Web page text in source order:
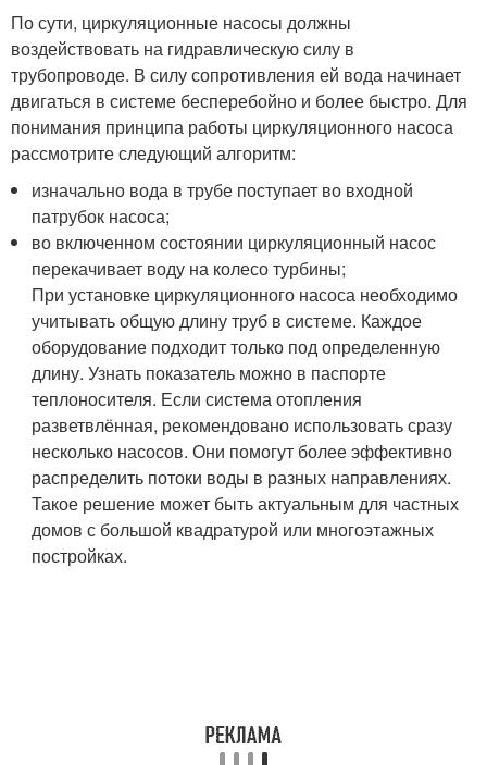
По сути, циркуляционные насосы должны
воздействовать на гидравлическую силу в
трубопроводе. В силу сопротивления ей вода начинает
двигаться в системе бесперебойно и более быстро. Для
понимания принципа работы циркуляционного насоса
рассмотрите следующий алгоритм:
изначально вода в трубе поступает во входной
патрубок насоса;
во включенном состоянии циркуляционный насос
перекачивает воду на колесо турбины;
При установке циркуляционного насоса необходимо
учитывать общую длину труб в системе. Каждое
оборудование подходит только под определенную
длину. Узнать показатель можно в паспорте
теплоносителя. Если система отопления
разветвлённая, рекомендовано использовать сразу
несколько насосов. Они помогут более эффективно
распределить потоки воды в разных направлениях.
Такое решение может быть актуальным для частных
домов с большой квадратурой или многоэтажных
постройках.